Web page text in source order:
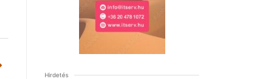
Hirdetés